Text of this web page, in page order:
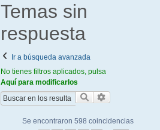
Temas sin
respuesta
Ir a búsqueda avanzada
No tienes filtros aplicados, pulsa
Aquí para modificarlos
Buscar
Se encontraron 598 coincidencias